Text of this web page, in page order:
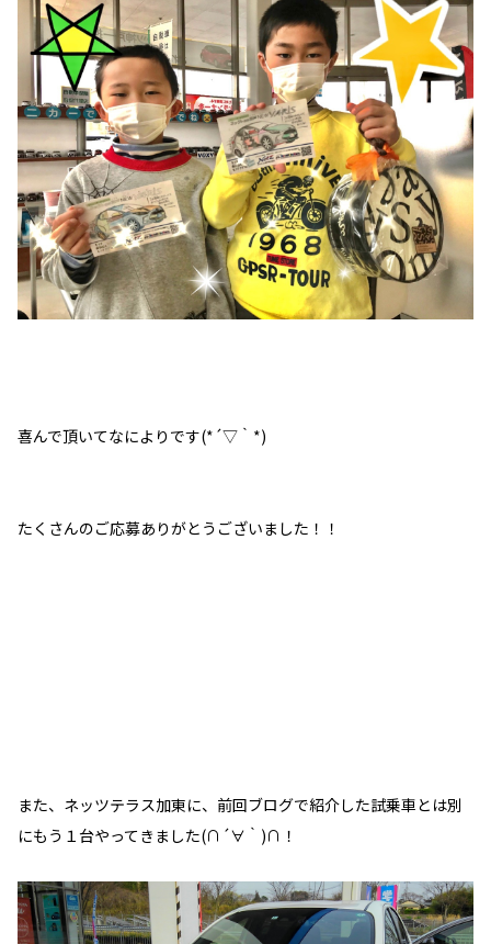
喜んで頂いてなによりです(*´▽｀*)
たくさんのご応募ありがとうございました！！
また、ネッツテラス加東に、前回ブログで紹介した試乗車とは別
にもう１台やってきました(∩´∀｀)∩！